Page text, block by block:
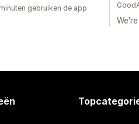
gebruiken de app